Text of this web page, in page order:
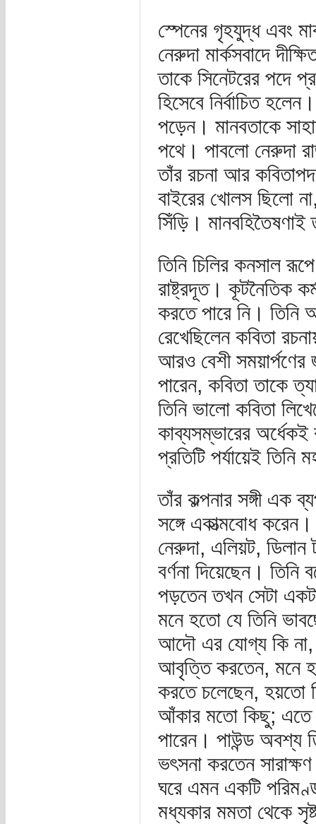
স্পেনের গৃহযুদ্ধ এবং
নেরুদা মার্কসবাদে
তাকে সিনেটরের পদে
হিসেবে নির্বাচিত
পড়েন। মানবতাকে
পথে। পাবলো নেরুদা
তাঁর রচনা আর
বাইরের খোলস ছিলো
সিঁড়ি।
তিনি চিলির কনসাল
রাষ্ট্রদূত। কূটনৈতিক
করতে পারে নি। তিনি
রেখেছিলেন কবিতা
আরও বেশী
পারেন, কবিতা তাকে
তিনি ভালো কবিতা
কাব্যসম্ভারের
প্রতিটি পর্যায়েই তিনি
তাঁর কল্পনার সঙ্গী এক
সঙ্গে একাত্মবোধ করেন।
নেরুদা, এলিয়ট,
বর্ণনা দিয়েছেন।
পড়তেন তখন সেটা
মনে হতো যে তিনি
আদৌ এর যোগ্য কি না,
আবৃত্তি করতেন, মনে
করতে চলেছেন, হয়তো
আঁকার মতো কিছু; এতে
পারেন। পাউন্ড অবশ্য
ভৎসনা করতেন
ঘরে এমন একটি
মধ্যকার মমতা থেকে